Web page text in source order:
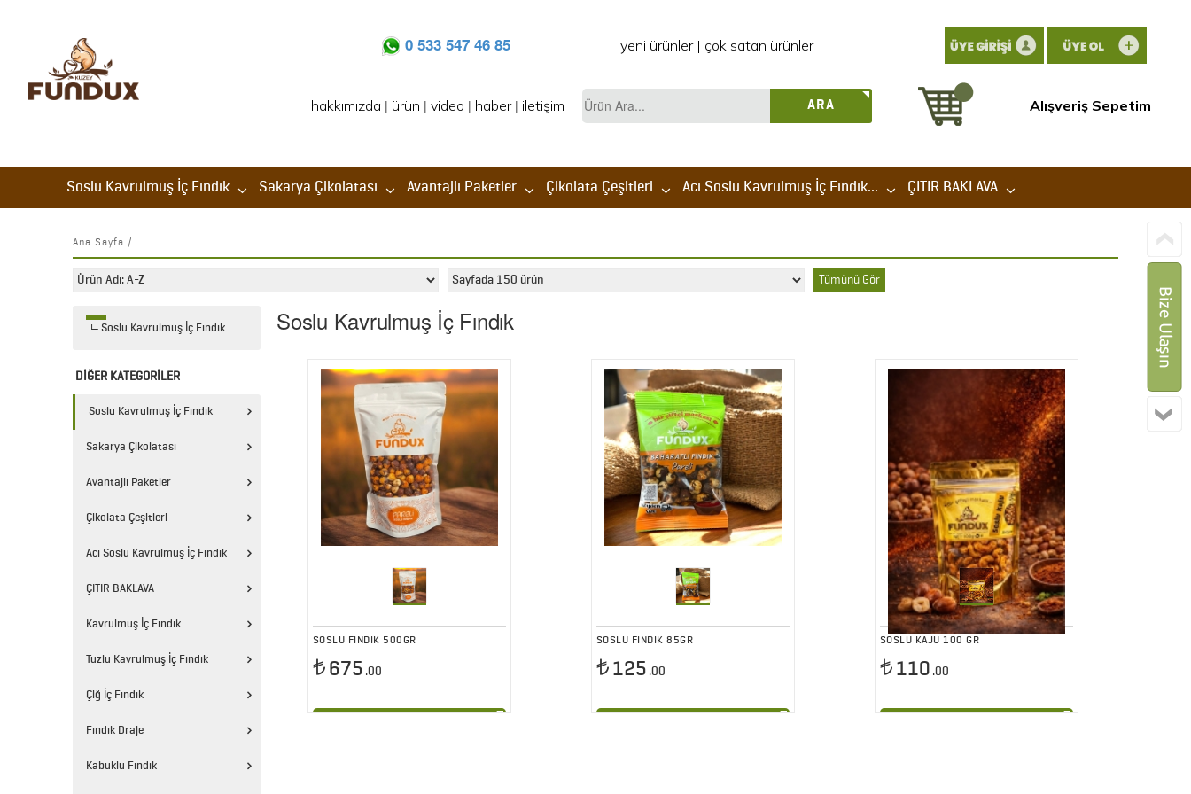
0 533 547 46 85 yeni ürünler| çok satan ürünler
hakkımızda | ürün | video | haber| iletişim
Ürün
Ara...
ARA Alışveriş Sepetim
Soslu Kavrulmuş İç Fındık Sakarya Çikolatası Avantajlı Paketler Çikolata Çeşitleri Acı Soslu Kavrulmuş İç Fındık... ÇITIR BAKLAVA
Ana Sayfa /
Soslu Kavrulmuş İç Fındık
DİĞER KATEGORİLER
Soslu Kavrulmuş İç Fındık
Sakarya Çikolatası
Avantajlı Paketler
Çikolata Çeşitleri
Acı Soslu Kavrulmuş İç Fındık
ÇITIR BAKLAVA
Kavrulmuş İç Fındık
Tuzlu Kavrulmuş İç Fındık
Çiğ İç Fındık
Fındık Draje
Kabuklu Fındık
Soslu Kavrulmuş İç Fındık
SOSLU FINDIK 500GR
675 .00
SOSLU FINDIK 85GR
125 .00
SOSLU KAJU 100 GR
110 .00